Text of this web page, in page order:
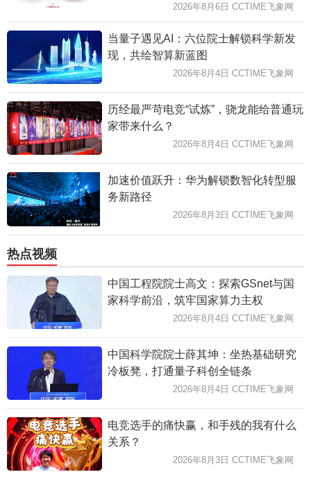
2026年8月6日 CCTIME飞象网
当量子遇见AI：六位院士解锁科学新发
现，共绘智算新蓝图
2026年8月4日 CCTIME飞象网
历经最严苛电竞“试炼”，骁龙能给普通玩
家带来什么？
2026年8月4日 CCTIME飞象网
加速价值跃升：华为解锁数智化转型服
务新路径
2026年8月3日 CCTIME飞象网
热点视频
中国工程院院士高文：探索GSnet与国
家科学前沿，筑牢国家算力主权
2026年8月4日 CCTIME飞象网
中国科学院院士薛其坤：坐热基础研究
冷板凳，打通量子科创全链条
2026年8月4日 CCTIME飞象网
电竞选手的痛快赢，和手残的我有什么
关系？
2026年8月3日 CCTIME飞象网